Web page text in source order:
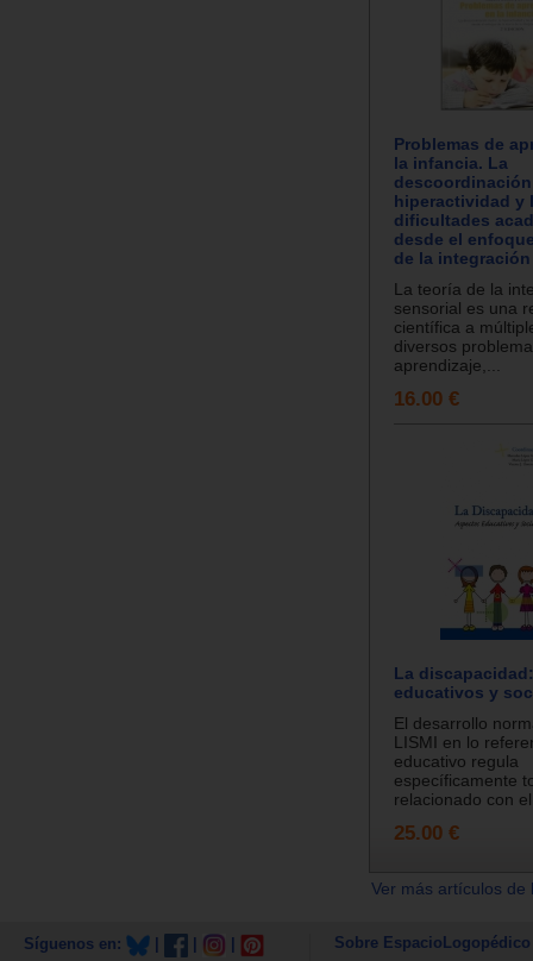
Problemas de
la infancia. La
hiperactividad y
dificultades
desde el
de la
La teoría de la
sensorial es una
científica a
diversos
aprendizaje,...
16.00 €
La
educativos y
El desarrollo
LISMI en lo
educativo regula
específicamente
relacionado con
25.00 €
Ver más artículos
Síguenos en: Sobre EspacioLogopédico